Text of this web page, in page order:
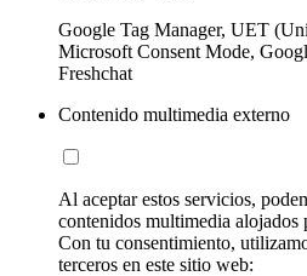
Google Tag Manager, UET
Microsoft Consent Mode,
Freshchat
Contenido multimedia externo
Al aceptar estos servicios,
contenidos multimedia alojados
Con tu consentimiento,
terceros en este sitio web: